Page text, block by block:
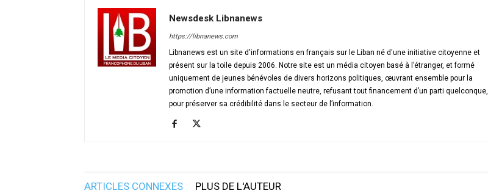
Newsdesk Libnanews
https://libnanews.com
Libnanews est un site d'informations en français sur le Liban né d'une initiative citoyenne et
présent sur la toile depuis 2006. Notre site est un média citoyen basé à l’étranger, et formé
uniquement de jeunes bénévoles de divers horizons politiques, œuvrant ensemble pour la
promotion d’une information factuelle neutre, refusant tout financement d’un parti quelconque,
pour préserver sa crédibilité dans le secteur de l’information.
ARTICLES CONNEXES PLUS DE L'AUTEUR